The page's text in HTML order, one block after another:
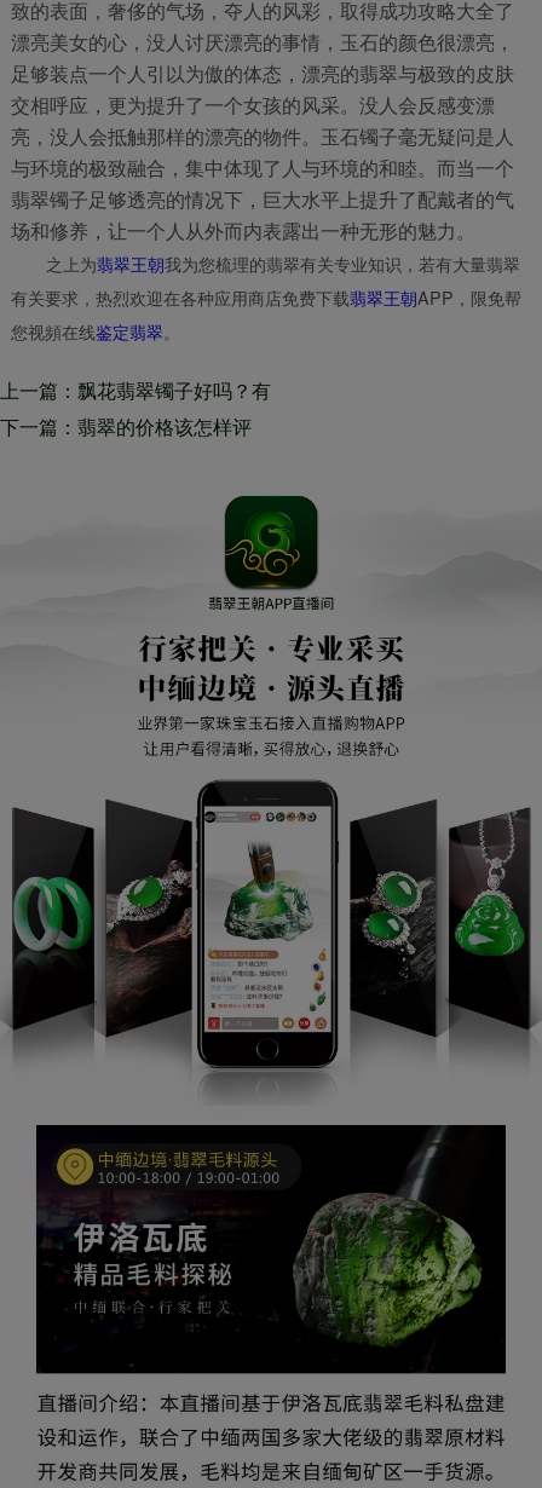
致的表面，奢侈的气场，夺人的风彩，取得成功攻略大全了
漂亮美女的心，没人讨厌漂亮的事情，玉石的颜色很漂亮，
足够装点一个人引以为傲的体态，漂亮的翡翠与极致的皮肤
交相呼应，更为提升了一个女孩的风采。没人会反感变漂
亮，没人会抵触那样的漂亮的物件。玉石镯子毫无疑问是人
与环境的极致融合，集中体现了人与环境的和睦。而当一个
翡翠镯子足够透亮的情况下，巨大水平上提升了配戴者的气
场和修养，让一个人从外而内表露出一种无形的魅力。
之上为翡翠王朝我为您梳理的翡翠有关专业知识，若有大量翡翠
有关要求，热烈欢迎在各种应用商店免费下载翡翠王朝APP，限免帮
您视頻在线鉴定翡翠。
上一篇：飘花翡翠镯子好吗？有
关飘花翡翠的那些事儿
下一篇：翡翠的价格该怎样评